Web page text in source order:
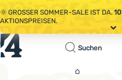
🌞 GROSSER SOMMER-SALE IST DA.
AKTIONSPREISEN.
🤫 - 10 % AUF AUSGEWÄHLTE
CODE OUT10
Suchen
Startseite